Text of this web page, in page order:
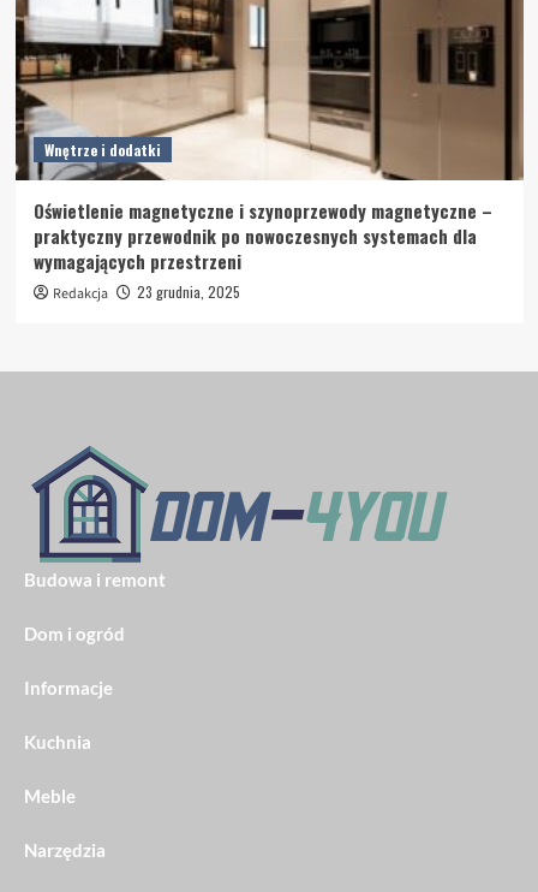
Wnętrze i dodatki
Oświetlenie magnetyczne i szynoprzewody magnetyczne –
praktyczny przewodnik po nowoczesnych systemach dla
wymagających przestrzeni
Redakcja 23 grudnia, 2025
Budowa i remont
Dom i ogród
Informacje
Kuchnia
Meble
Narzędzia